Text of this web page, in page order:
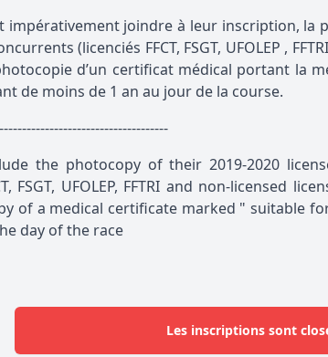
impérativement joindre à leur inscription, la
(licenciés FFCT, FSGT, UFOLEP ,
d’un certificat médical portant la
de moins de 1 an au jour de la course.
the photocopy of their 2019-2020
FSGT, UFOLEP, FFTRI and non-licensed
of a medical certificate marked " suitable
day of the race
Les inscriptions sont